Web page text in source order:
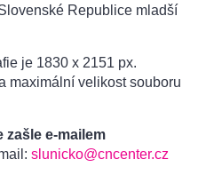
Republice mladší
je 1830 x 2151 px.
maximální velikost souboru
zašle e-mailem
slunicko@cncenter.cz